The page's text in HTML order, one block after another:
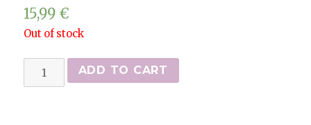
15,99 €
Out of stock
Menus
Maxi
ADD TO CART